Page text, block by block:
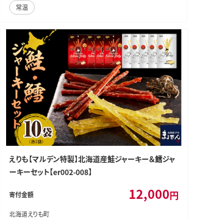
常温
えりも【マルデン特製】北海道産鮭ジャーキー＆鱈ジャ
ーキーセット【er002-008】
寄付金額 12,000円
北海道えりも町